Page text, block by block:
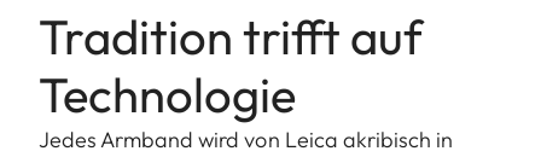
Tradition trifft auf
Technologie
Jedes Armband wird von Leica akribisch in